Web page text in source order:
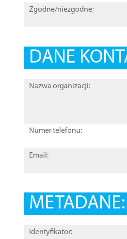
Zgodne/niezgodne:
DANE
Nazwa organizacji:
Numer telefonu:
Email:
METADANE:
Identyfikator: